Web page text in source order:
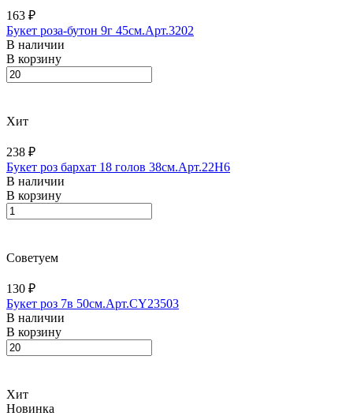
163 ₽
Букет роза-бутон 9г 45см.Арт.3202
В наличии
В корзину
Хит
238 ₽
Букет роз бархат 18 голов 38см.Арт.22H6
В наличии
В корзину
Советуем
130 ₽
Букет роз 7в 50см.Арт.CY23503
В наличии
В корзину
Хит
Новинка